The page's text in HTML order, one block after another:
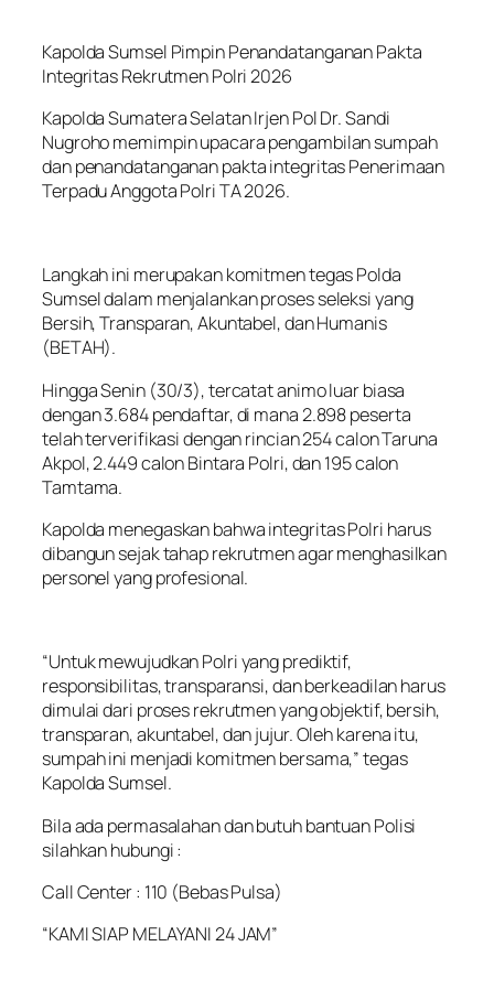
Kapolda Sumsel Pimpin Penandatanganan Pakta
Integritas Rekrutmen Polri 2026
Kapolda Sumatera Selatan Irjen Pol Dr. Sandi
Nugroho memimpin upacara pengambilan sumpah
dan penandatanganan pakta integritas Penerimaan
Terpadu Anggota Polri TA 2026.
Langkah ini merupakan komitmen tegas Polda
Sumsel dalam menjalankan proses seleksi yang
Bersih, Transparan, Akuntabel, dan Humanis
(BETAH).
Hingga Senin (30/3), tercatat animo luar biasa
dengan 3.684 pendaftar, di mana 2.898 peserta
telah terverifikasi dengan rincian 254 calon Taruna
Akpol, 2.449 calon Bintara Polri, dan 195 calon
Tamtama.
Kapolda menegaskan bahwa integritas Polri harus
dibangun sejak tahap rekrutmen agar menghasilkan
personel yang profesional.
“Untuk mewujudkan Polri yang prediktif,
responsibilitas, transparansi, dan berkeadilan harus
dimulai dari proses rekrutmen yang objektif, bersih,
transparan, akuntabel, dan jujur. Oleh karena itu,
sumpah ini menjadi komitmen bersama,” tegas
Kapolda Sumsel.
Bila ada permasalahan dan butuh bantuan Polisi
silahkan hubungi :
Call Center : 110 (Bebas Pulsa)
“KAMI SIAP MELAYANI 24 JAM”